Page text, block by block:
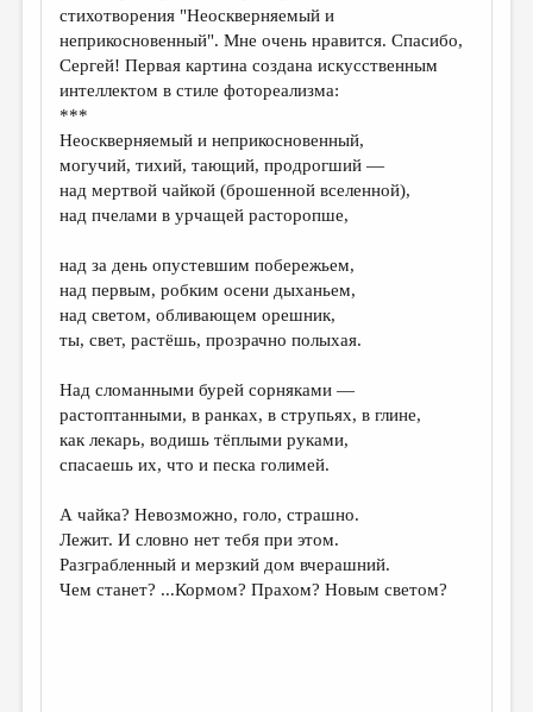
ДЕТСКАЯ КОМНАТА
КНИЖНАЯ ПОЛКА
ОБЗОР ЛИТЕРАТУРЫ
СТРАНИЦЫ ПАМЯТИ
ОБЪЯВЛЕНИЯ
КОЛОНКА РЕДАКТОРА
РЕДКОЛЛЕГИЯ
ОТ РЕДАКЦИИ
МАЛАЯ ПРОЗА
ЭССЕИСТИКА
ЛИТЕРАТУРОВЕДЕНИЕ
КУЛЬТУРОВЕДЕНИЕ
ПУБЛИЦИСТИКА
РЕЦЕНЗИРОВАНИЕ
ЦИКЛЫ ПУБЛИКАЦИЙ
стихотворения "Неоскверняемый и
неприкосновенный". Мне очень нравится. Спасибо,
Сергей! Первая картина создана искусственным
интеллектом в стиле фотореализма:
***
Неоскверняемый и неприкосновенный,
могучий, тихий, тающий, продрогший —
над мертвой чайкой (брошенной вселенной),
над пчелами в урчащей расторопше,
над за день опустевшим побережьем,
над первым, робким осени дыханьем,
над светом, обливающем орешник,
ты, свет, растёшь, прозрачно полыхая.
Над сломанными бурей сорняками —
растоптанными, в ранках, в струпьях, в глине,
как лекарь, водишь тёплыми руками,
спасаешь их, что и песка голимей.
А чайка? Невозможно, голо, страшно.
Лежит. И словно нет тебя при этом.
Разграбленный и мерзкий дом вчерашний.
Чем станет? ...Кормом? Прахом? Новым светом?